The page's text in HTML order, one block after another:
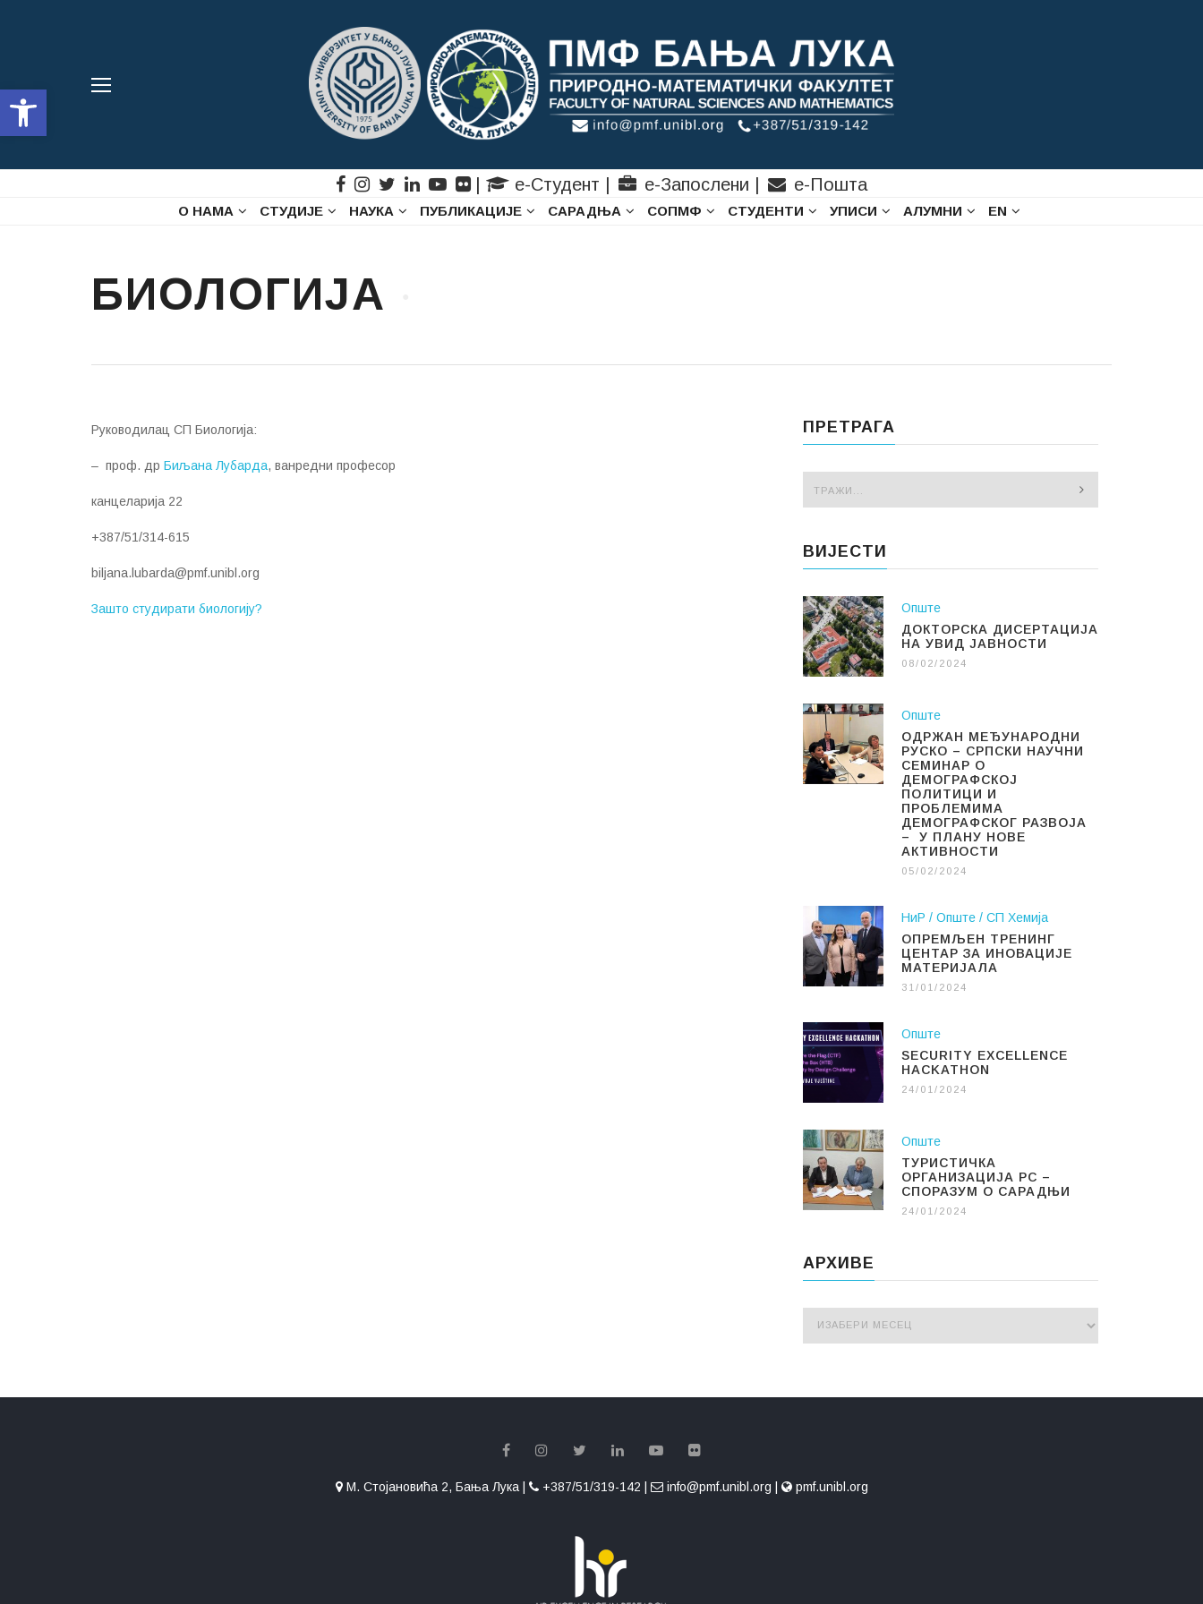
Open toolbar
| е-Студент е-Запослени е-Пошта
О НАМА СТУДИЈЕ НАУКА ПУБЛИКАЦИЈЕ САРАДЊА СОПМФ СТУДЕНТИ УПИСИ АЛУМНИ EN
БИОЛОГИЈА
Руководилац СП Биологија:
– проф. др Биљана Лубарда, ванредни професор
канцеларија 22
+387/51/314-615
biljana.lubarda@pmf.unibl.org
Зашто студирати биологију?
ПРЕТРАГА
ВИЈЕСТИ
Опште
ДОКТОРСКА ДИСЕРТАЦИЈА
НА УВИД ЈАВНОСТИ
08/02/2024
Опште
ОДРЖАН МЕЂУНАРОДНИ
РУСКО – СРПСКИ НАУЧНИ
СЕМИНАР О
ДЕМОГРАФСКОЈ
ПОЛИТИЦИ И
ПРОБЛЕМИМА
ДЕМОГРАФСКОГ РАЗВОЈА
– У ПЛАНУ НОВЕ
АКТИВНОСТИ
05/02/2024
НиР Опште
СП Хемија
ОПРЕМЉЕН ТРЕНИНГ
ЦЕНТАР ЗА ИНОВАЦИЈЕ
МАТЕРИЈАЛА
31/01/2024
Опште
SECURITY EXCELLENCE
HACKATHON
24/01/2024
Опште
ТУРИСТИЧКА
ОРГАНИЗАЦИЈА РС –
СПОРАЗУМ О САРАДЊИ
24/01/2024
АРХИВЕ
М. Стојановића 2, Бања Лука | +387/51/319-142 | info@pmf.unibl.org | pmf.unibl.org